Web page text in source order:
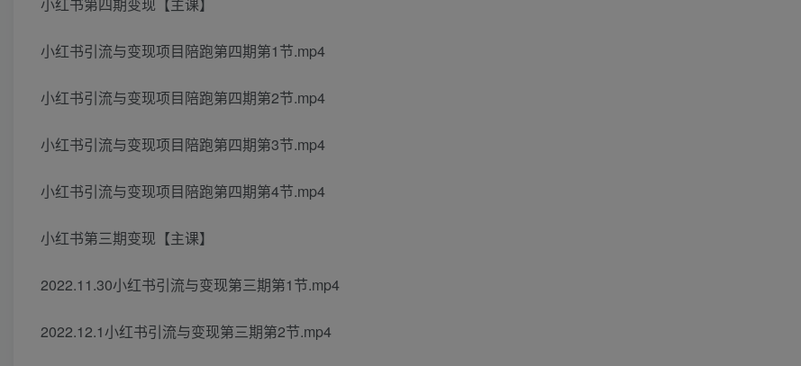
小红书第四期变现【主课】
小红书引流与变现项目陪跑第四期第1节.mp4
小红书引流与变现项目陪跑第四期第2节.mp4
小红书引流与变现项目陪跑第四期第3节.mp4
小红书引流与变现项目陪跑第四期第4节.mp4
小红书第三期变现【主课】
2022.11.30小红书引流与变现第三期第1节.mp4
2022.12.1小红书引流与变现第三期第2节.mp4